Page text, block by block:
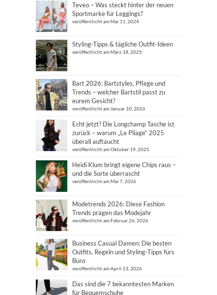
Teveo – Was steckt hinter der neuen
Sportmarke für Leggings?
veröffentlicht am Mai 11, 2024
Styling-Tipps & tägliche Outfit-Ideen
veröffentlicht am März 18, 2025
Bart 2026: Bartstyles, Pflege und
Trends – welcher Bartstil passt zu
eurem Gesicht?
veröffentlicht am Januar 10, 2026
Echt jetzt? Die Longchamp Tasche ist
zurück – warum „Le Pliage“ 2025
überall auftaucht
veröffentlicht am Oktober 19, 2025
Heidi Klum bringt eigene Chips raus –
und die Sorte überrascht
veröffentlicht am Mai 7, 2026
Modetrends 2026: Diese Fashion
Trends prägen das Modejahr
veröffentlicht am Februar 26, 2026
Business Casual Damen: Die besten
Outfits, Regeln und Styling-Tipps fürs
Büro
veröffentlicht am April 13, 2026
Das sind die 7 bekanntesten Marken
für Bequemschuhe